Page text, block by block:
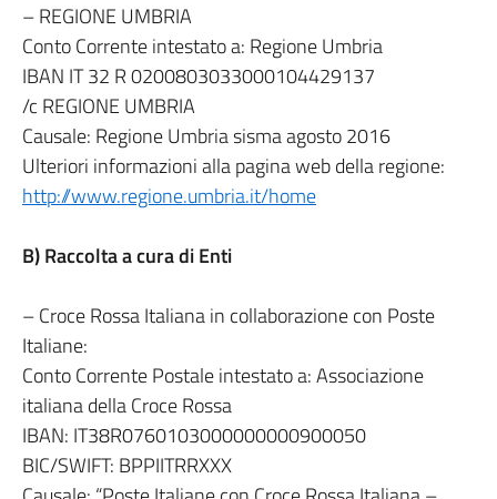
– REGIONE UMBRIA
Conto Corrente intestato a: Regione Umbria
IBAN IT 32 R 0200803033000104429137
/c REGIONE UMBRIA
Causale: Regione Umbria sisma agosto 2016
Ulteriori informazioni alla pagina web della regione:
http://www.regione.umbria.it/home
B) Raccolta a cura di Enti
– Croce Rossa Italiana in collaborazione con Poste
Italiane:
Conto Corrente Postale intestato a: Associazione
italiana della Croce Rossa
IBAN: IT38R0760103000000000900050
BIC/SWIFT: BPPIITRRXXX